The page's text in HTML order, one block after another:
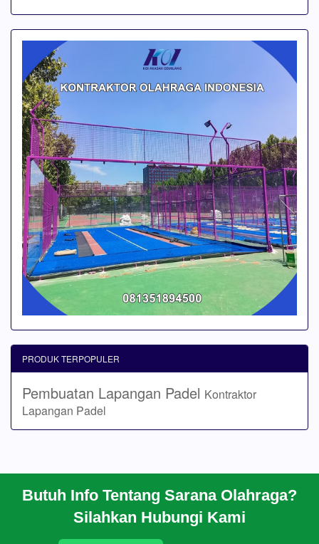
Butuh Info Tentang Sarana Olahraga?
Silahkan Hubungi Kami
PRODUK TERPOPULER
Pembuatan Lapangan Padel Kontraktor
Lapangan Padel
CARA PESAN